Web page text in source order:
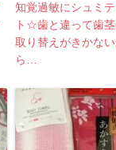
知覚過敏にシュミテ
ト☆歯と違って歯
取り替えがきかな
ら…